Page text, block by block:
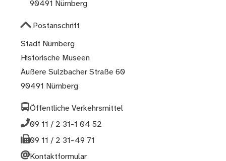
90491 Nürnberg
Postanschrift
Stadt Nürnberg
Historische Museen
Äußere Sulzbacher Straße 60
90491 Nürnberg
Öffentliche Verkehrsmittel
09 11 / 2 31-1 04 52
09 11 / 2 31-49 71
Kontaktformular